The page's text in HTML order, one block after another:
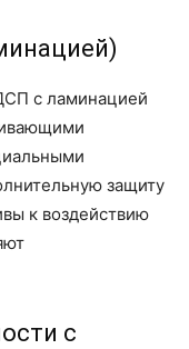
с ламинацией
защиту
к воздействию
с